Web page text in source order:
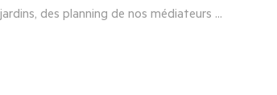
des planning de nos médiateurs ...